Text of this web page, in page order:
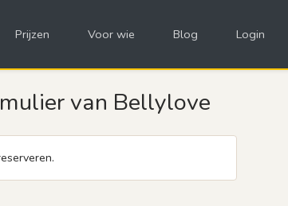
Prijzen Voor wie Blog Login
van Bellylove